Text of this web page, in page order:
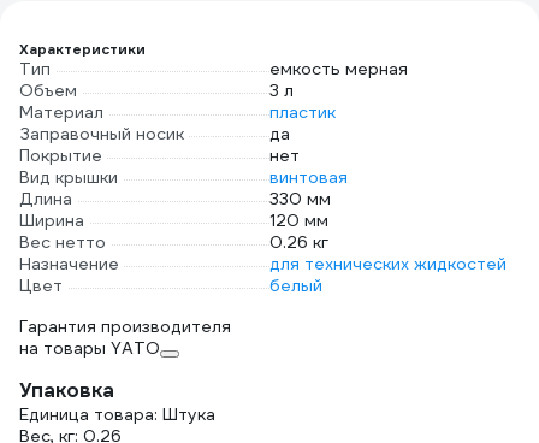
Характеристики
Тип
емкость мерная
Объем
3 л
Материал
пластик
Заправочный носик
да
Покрытие
нет
Вид крышки
винтовая
Длина
330 мм
Ширина
120 мм
Вес нетто
0.26 кг
Назначение
для технических жидкостей
Цвет
белый
Гарантия производителя
на товары YATO
Упаковка
Единица товара: Штука
Вес, кг: 0.26